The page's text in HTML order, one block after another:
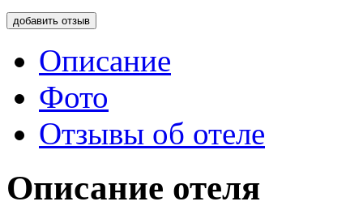
добавить отзыв
Описание
Фото
Отзывы об отеле
Описание отеля